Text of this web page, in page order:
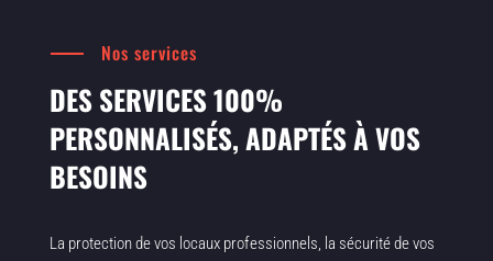
Nos services
DES SERVICES 100%
PERSONNALISÉS, ADAPTÉS À VOS
BESOINS
La protection de vos locaux professionnels, la sécurité de vos